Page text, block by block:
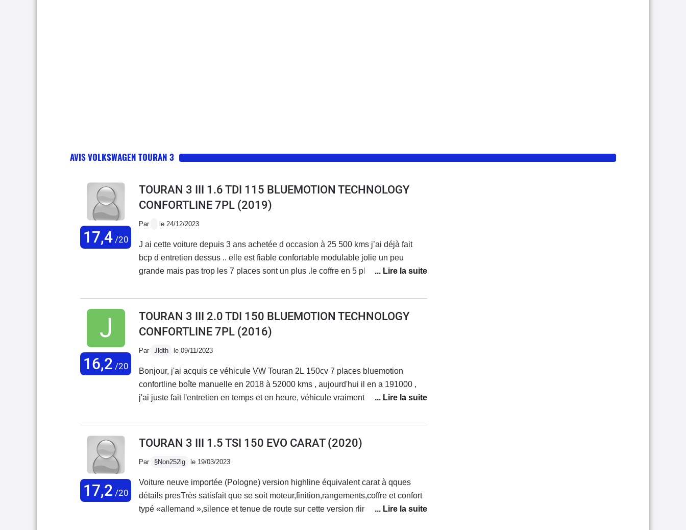
AVIS VOLKSWAGEN TOURAN 3
17,4/20
TOURAN 3 III 1.6 TDI 115 BLUEMOTION TECHNOLOGY
CONFORTLINE 7PL (2019)
Par le 24/12/2023
J ai cette voiture depuis 3 ans achetée d occasion à 25 500 kms j’ai déjà fait
bcp d entretien dessus .. elle est fiable confortable modulable jolie un peu
grande mais pas trop les 7 places sont un plus .le coffre en 5 places est bien ..
diesel .. le système carplay est sympa mais a des bugs ( s éteint seul ) .. bcp de
points positifs mais la consommation + usure des pneux sont les gros points
16,2 /20
TOURAN 3 III 2.0 TDI 150 BLUEMOTION TECHNOLOGY
CONFORTLINE 7PL (2016)
Par Jldth le 09/11/2023
Bonjour, j'ai acquis ce véhicule VW Touran 2L 150cv 7 places bluemotion
confortline boîte manuelle en 2018 à 52000 kms , aujourd'hui il en a 191000 ,
j'ai juste fait l'entretien en temps et en heure, véhicule vraiment très fiable rien à
17,2 /20
TOURAN 3 III 1.5 TSI 150 EVO CARAT(2020)
Par §Non252lg le 19/03/2023
Voiture neuve importée (Pologne) version highline équivalent carat à qques
détails presTrès satisfait que se soit moteur,finition,rangements,coffre et confort
typé «allemand »,silence et tenue de route sur cette version rline